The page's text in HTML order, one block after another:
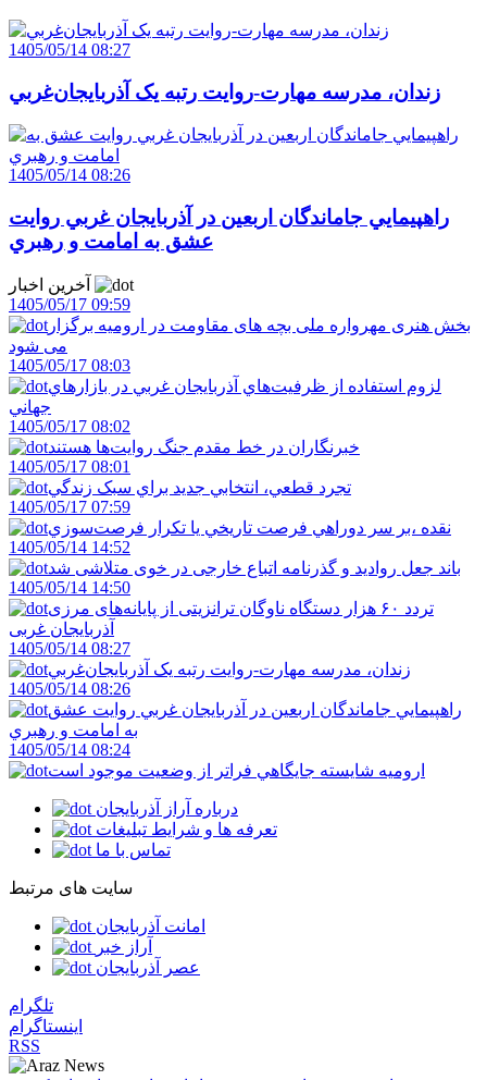
1405/05/14 08:27
زندان، مدرسه مهارت-روايت رتبه يک آذربايجان‌غربي
1405/05/14 08:26
راهپيمايي جاماندگان اربعين در آذربايجان غربي روايت
عشق به امامت و رهبري
1405/05/17 09:59
بخش هنری مهرواره ملی بچه های مقاومت در ارومیه برگزار
می شود
1405/05/17 08:03
لزوم استفاده از ظرفيت‌هاي آذربايجان غربي در بازارهاي
جهاني
1405/05/17 08:02
خبرنگاران در خط مقدم جنگ روايت‌ها هستند
1405/05/17 08:01
تجرد قطعي، انتخابي جديد براي سبک زندگي
1405/05/17 07:59
نقده ،بر سر دوراهي فرصت تاريخي يا تکرار فرصت‌سوزي
1405/05/14 14:52
باند جعل روادید و گذرنامه اتباع خارجی در خوی متلاشی شد
1405/05/14 14:50
تردد ۶۰ هزار دستگاه ناوگان ترانزیتی از پایانه‌های مرزی
آذربایجان ‌غربی
1405/05/14 08:27
زندان، مدرسه مهارت-روايت رتبه يک آذربايجان‌غربي
1405/05/14 08:26
راهپيمايي جاماندگان اربعين در آذربايجان غربي روايت عشق
به امامت و رهبري
1405/05/14 08:24
اروميه شايسته جايگاهي فراتر از وضعيت موجود است
درباره آراز آذربایجان
تعرفه ها و شرایط تبلیغات
تماس با ما
سایت های مرتبط
امانت آذربایجان
آراز خبر
عصر آذربایجان
تلگرام
اینستاگرام
RSS